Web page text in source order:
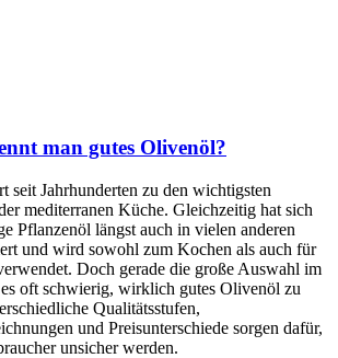
man gutes Olivenöl?
seit Jahrhunderten zu den wichtigsten
mediterranen Küche. Gleichzeitig hat sich
Pflanzenöl längst auch in vielen anderen
und wird sowohl zum Kochen als auch für
Doch gerade die große Auswahl im
oft schwierig, wirklich gutes Olivenöl zu
Qualitätsstufen,
und Preisunterschiede sorgen dafür,
unsicher werden.